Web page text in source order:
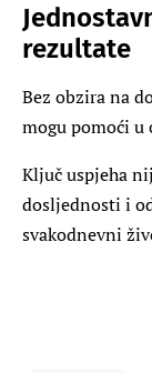
rezultate
Bez obzira na
mogu pomoći
Ključ uspjeha
dosljednosti i
svakodnevni